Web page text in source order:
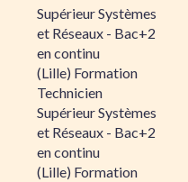
Supérieur Systèmes
et Réseaux - Bac+2
en continu
(Lille) Formation
Technicien
Supérieur Systèmes
et Réseaux - Bac+2
en continu
(Lille) Formation